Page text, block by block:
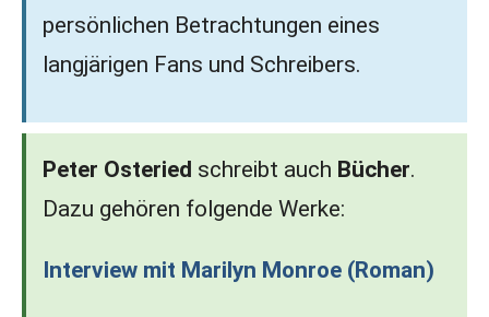
persönlichen Betrachtungen eines
langjärigen Fans und Schreibers.
Peter Osteried schreibt auch Bücher.
Dazu gehören folgende Werke:
Interview mit Marilyn Monroe (Roman)